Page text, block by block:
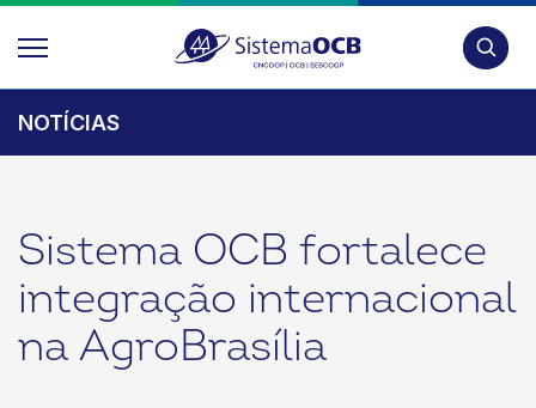
NOTÍCIAS
Sistema OCB fortalece
integração internacional
na AgroBrasília